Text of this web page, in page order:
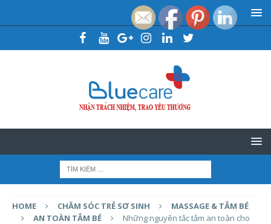
HOME CHĂM SÓC TRẺ SƠ SINH
MASSAGE & TẮM BÉ
AN TOÀN TẮM BÉ
Những nguyên tắc tắm an toàn cho